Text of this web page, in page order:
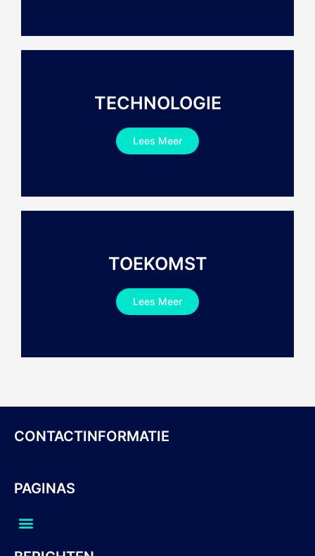
TECHNOLOGIE
Lees Meer
TOEKOMST
Lees Meer
CONTACTINFORMATIE
PAGINAS
Menu